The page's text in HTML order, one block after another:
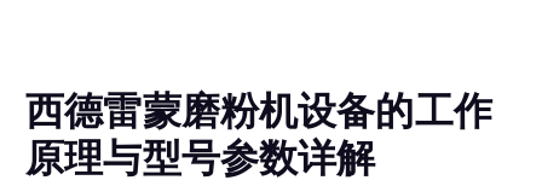
西德雷蒙磨粉机设备的工作
原理与型号参数详解